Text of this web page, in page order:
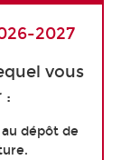
2027
vous
:
dépôt de